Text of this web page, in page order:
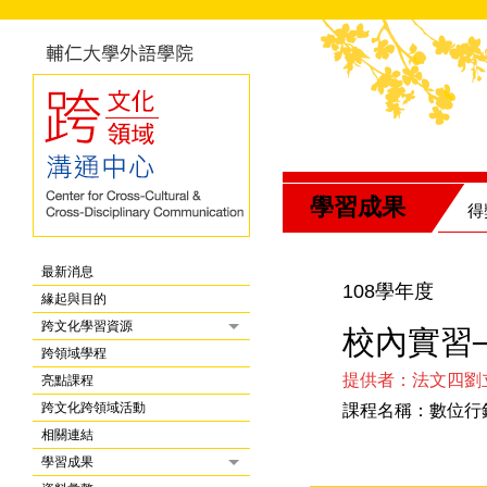
最新消息
緣起與目的
跨文化學習資源
跨領域學程
亮點課程
跨文化跨領域活動
相關連結
學習成果
學習成果 得
108學年度
校內實習
提供者：法文四
課程名稱：數位